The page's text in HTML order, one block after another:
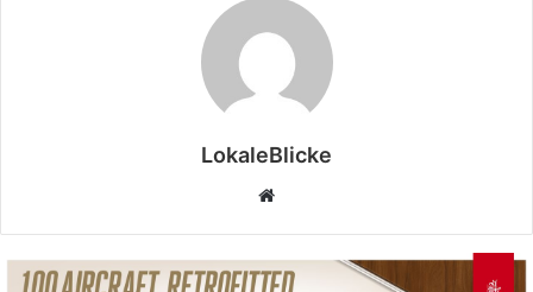
LokaleBlicke
Webseite